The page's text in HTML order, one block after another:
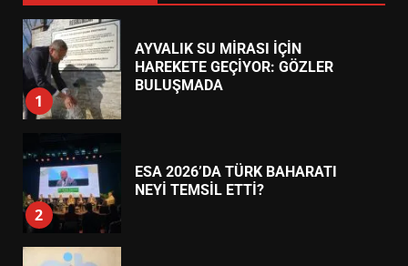
1
AYVALIK SU MİRASI İÇİN
HAREKETE GEÇİYOR: GÖZLER
BULUŞMADA
2
ESA 2026’DA TÜRK BAHARATI
NEYİ TEMSİL ETTİ?